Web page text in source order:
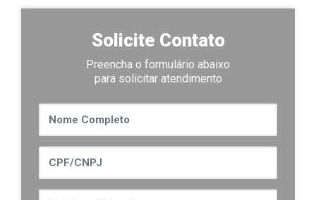
Solicite Contato
Preencha o formulário abaixo
para solicitar atendimento